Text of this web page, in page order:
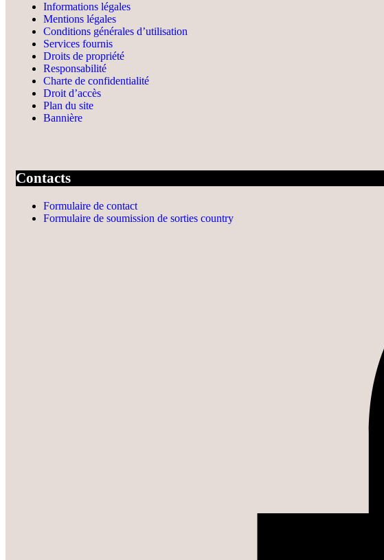
Informations légales
Mentions légales
Conditions générales d’utilisation
Services fournis
Droits de propriété
Responsabilité
Charte de confidentialité
Droit d’accès
Plan du site
Bannière
Contacts
Formulaire de contact
Formulaire de soumission de sorties country